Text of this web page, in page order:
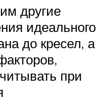
другие
идеального
до кресел, а
при